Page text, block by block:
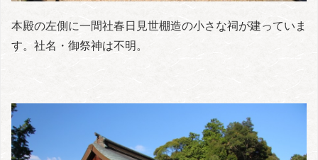
本殿の左側に一間社春日見世棚造の小さな祠が建っていま
す。社名・御祭神は不明。